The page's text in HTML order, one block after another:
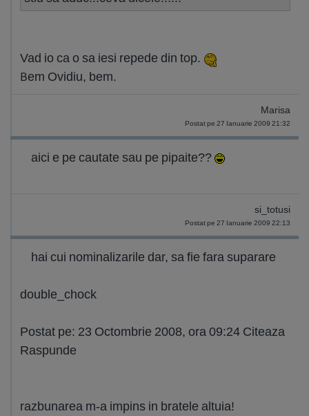
Vad io ca o sa iesi repede din top.
Bem Ovidiu, bem.
Marisa
Postat pe 27 Ianuarie 2009 21:32
aici e pe cautate sau pe pipaite??
si_totusi
Postat pe 27 Ianuarie 2009 22:13
hai cui nominalizarile dar, sa fie fara suparare
double_chock
Postat pe: 23 Octombrie 2008, ora 09:24 Citeaza
Raspunde
razbunarea m-a impins in bratele altuia!